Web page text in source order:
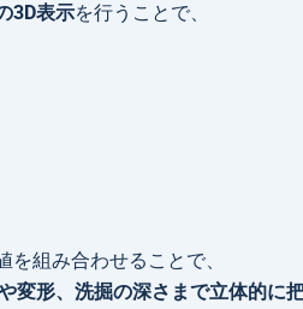
3D表示を行うことで、
組み合わせることで、
変形、洗掘の深さまで立体的に